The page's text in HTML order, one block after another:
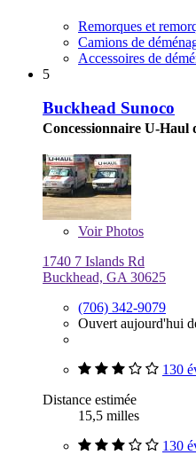
Remorques et
Camions de
Accessoires de
5
Buckhead Sunoco
Concessionnaire U-Haul
VoirPhotos
1740 7 Islands Rd
Buckhead, GA 30625
(706) 342-9079
Ouvert aujourd'hui
130
Distance estimée
15,5 milles
130